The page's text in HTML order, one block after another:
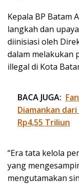
Kepala BP Batam
langkah dan
diinisiasi oleh
dalam melakukan
illegal di Kota
BACA JUGA:
Diamankan
Rp4,55 Triliun
“Era tata kelola
yang
mengutamakan